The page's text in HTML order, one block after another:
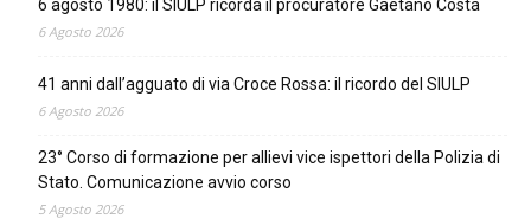
6 agosto 1980: il SIULP ricorda il procuratore Gaetano Costa
6 Agosto 2026
41 anni dall’agguato di via Croce Rossa: il ricordo del SIULP
6 Agosto 2026
23° Corso di formazione per allievi vice ispettori della Polizia di
Stato. Comunicazione avvio corso
5 Agosto 2026